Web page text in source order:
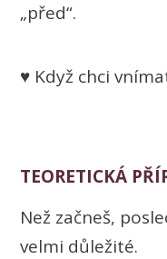
„před“.
♥ Když chci
TEORETICKÁ
Než začneš,
velmi důležité.